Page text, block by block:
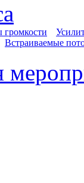
громкости
Встраиваемые